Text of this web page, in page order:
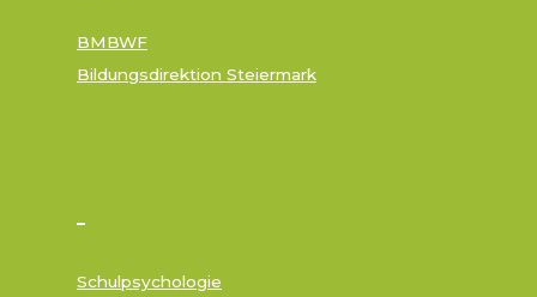
BMBWF
Bildungsdirektion Steiermark
–
Schulpsychologie